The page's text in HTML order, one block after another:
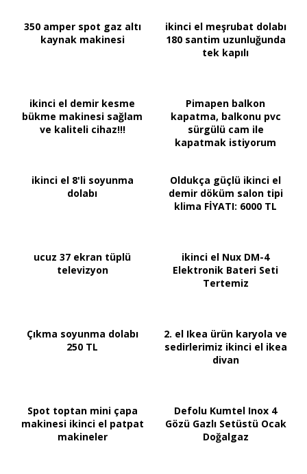
350 amper spot gaz altı
kaynak makinesi
ikinci el meşrubat dolabı
180 santim uzunluğunda
tek kapılı
ikinci el demir kesme
bükme makinesi sağlam
ve kaliteli cihaz!!!
Pimapen balkon
kapatma, balkonu pvc
sürgülü cam ile
kapatmak istiyorum
ikinci el 8'li soyunma
dolabı
Oldukça güçlü ikinci el
demir döküm salon tipi
klima FİYATI: 6000 TL
ucuz 37 ekran tüplü
televizyon
ikinci el Nux DM-4
Elektronik Bateri Seti
Tertemiz
Çıkma soyunma dolabı
250 TL
2. el Ikea ürün karyola ve
sedirlerimiz ikinci el ikea
divan
Spot toptan mini çapa
makinesi ikinci el patpat
makineler
Defolu Kumtel Inox 4
Gözü Gazlı Setüstü Ocak
Doğalgaz